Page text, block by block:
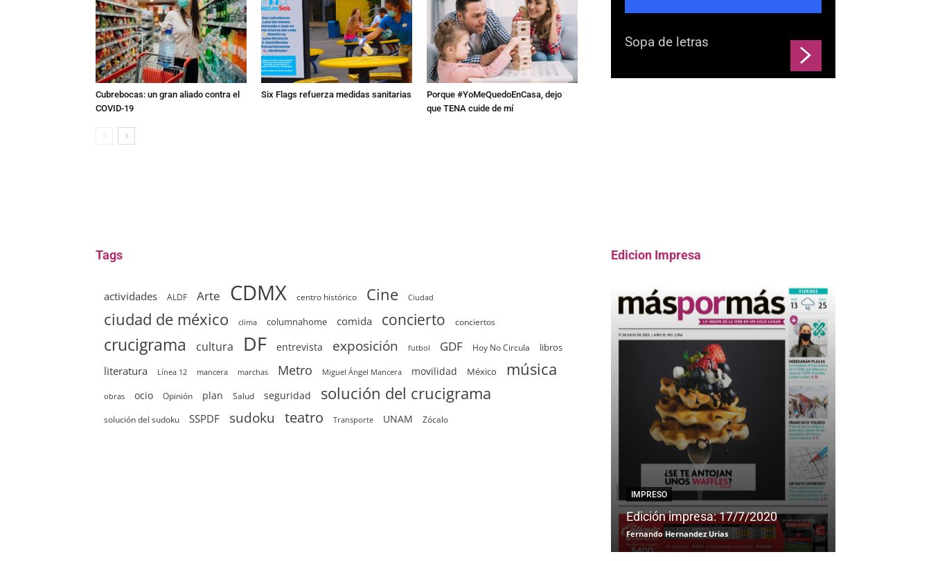
Cubrebocas: un gran aliado contra el
COVID-19
Six Flags refuerza medidas sanitarias
Porque #YoMeQuedoEnCasa, dejo
que TENA cuide de mí
Sopa de letras
Tags
actividades ALDF Arte CDMX centro histórico Cine Ciudad
ciudad de méxico clima columnahome comida concierto conciertos
crucigrama cultura DF entrevista exposición futbol GDF Hoy No Circula libros
literatura Línea 12 mancera marchas Metro Miguel Ángel Mancera movilidad México música
obras ocio Opinión plan Salud seguridad solución del crucigrama
solución del sudoku SSPDF sudoku teatro Transporte UNAM Zócalo
Edicion Impresa
IMPRESO
Edición impresa: 17/7/2020
Fernando Hernandez Urias